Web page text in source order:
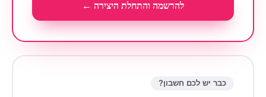
להרשמה והתחלת היצירה ←
כבר יש לכם חשבון?